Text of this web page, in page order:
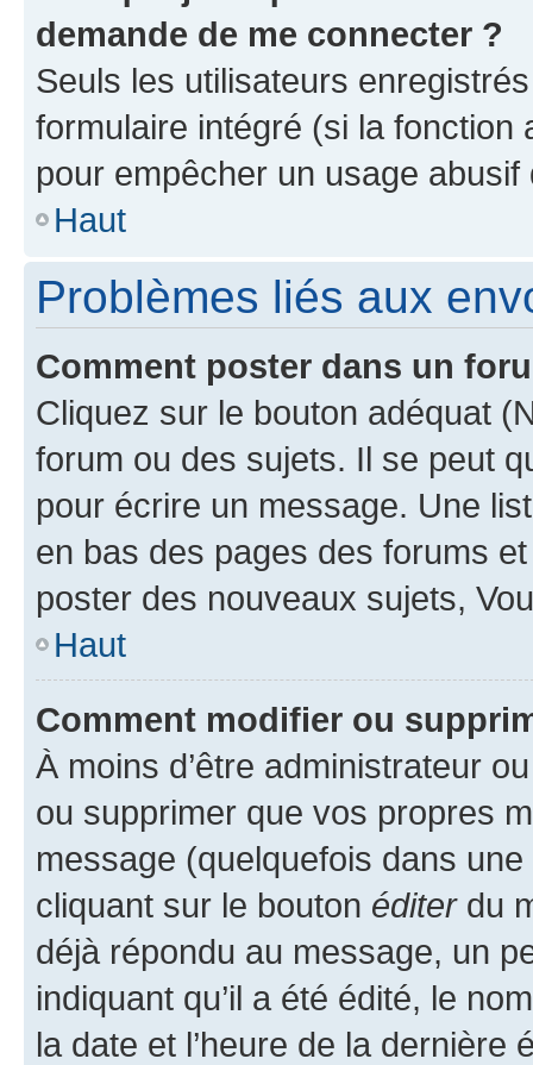
demande de me connecter ?
Seuls les utilisateurs
formulaire intégré (si la fonction
pour empêcher un usage
Haut
Problèmes liés aux
Comment poster dans un
Cliquez sur le bouton adéquat
forum ou des sujets. Il se peut
pour écrire un message. Une
en bas des pages des forums
poster des nouveaux sujets,
Haut
Comment modifier ou
À moins d’être administrateur
ou supprimer que vos propres
message (quelquefois dans
cliquant sur le bouton éditerdu
déjà répondu au message, un
indiquant qu’il a été édité, le
la date et l’heure de la dernière